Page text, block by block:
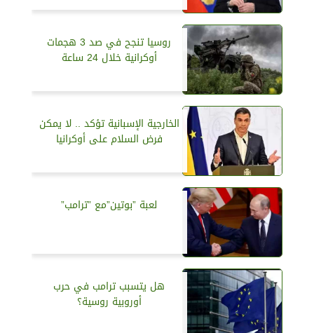
روسيا تنجح في صد 3 هجمات
أوكرانية خلال 24 ساعة
الخارجية الإسبانية تؤكد .. لا يمكن
فرض السلام على أوكرانيا
لعبة ”بوتين”مع ”ترامب”
هل يتسبب ترامب في حرب
أوروبية روسية؟